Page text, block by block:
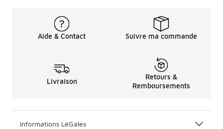
Aide & Contact Suivre ma commande
Livraison
Retours &
Remboursements
Informations LéGales